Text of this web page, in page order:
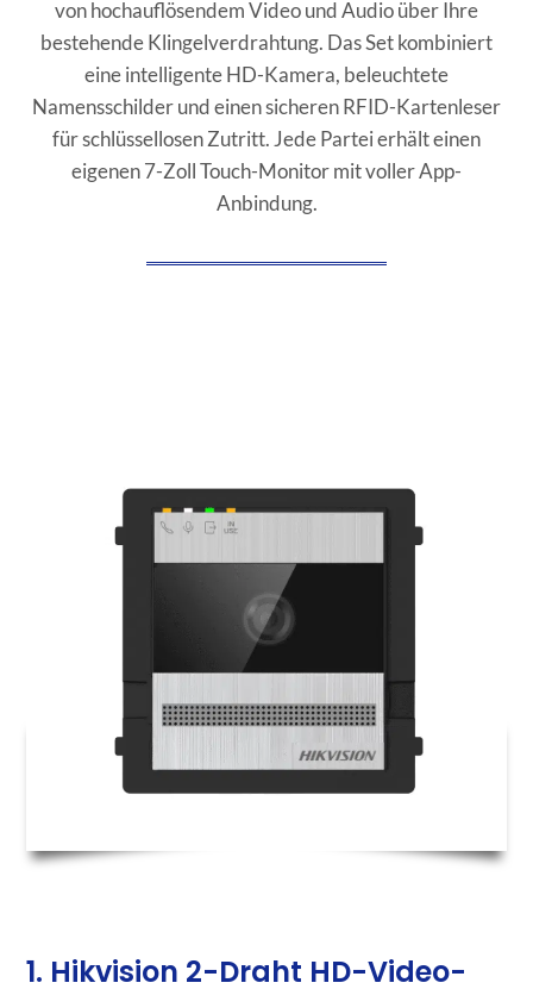
von hochauflösendem Video und Audio über Ihre
bestehende Klingelverdrahtung. Das Set kombiniert
eine intelligente HD-Kamera, beleuchtete
Namensschilder und einen sicheren RFID-Kartenleser
für schlüssellosen Zutritt. Jede Partei erhält einen
eigenen 7-Zoll Touch-Monitor mit voller App-
Anbindung.
1. Hikvision 2-Draht HD-Video-